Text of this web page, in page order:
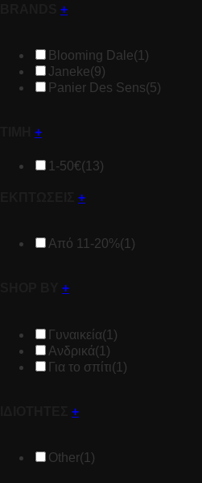
+
Blooming Dale(1)
Janeke(9)
Panier Des Sens(5)
+
1-50€(13)
+
Από 11-20%(1)
+
Γυναικεία(1)
Ανδρικά(1)
Για το σπίτι(1)
+
Other(1)